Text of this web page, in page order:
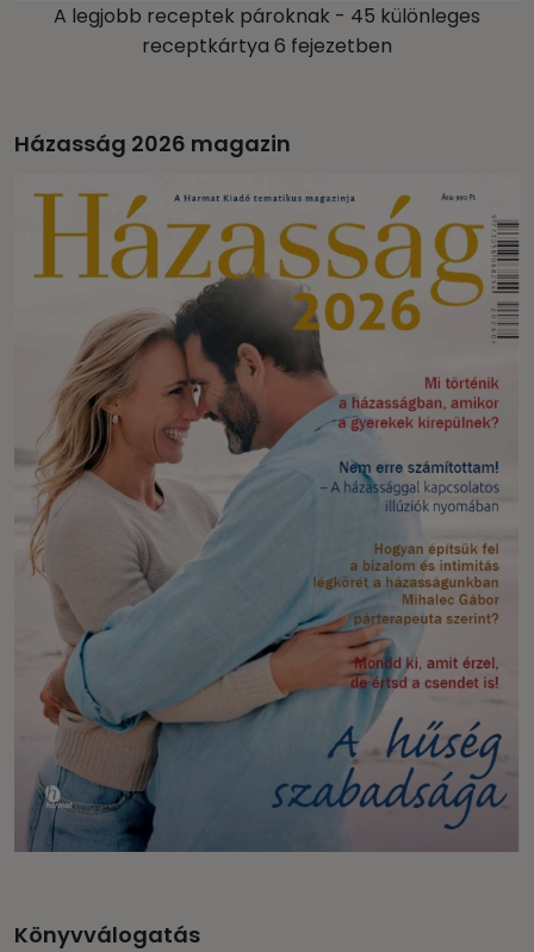
A legjobb receptek pároknak - 45 különleges
receptkártya 6 fejezetben
Házasság 2026 magazin
Könyvválogatás